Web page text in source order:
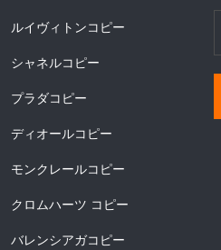
ルイヴィトンコピー
シャネルコピー
プラダコピー
ディオールコピー
モンクレールコピー
クロムハーツ コピー
バレンシアガコピー